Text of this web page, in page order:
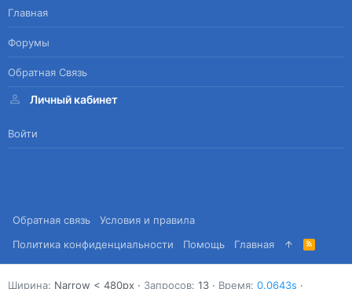
Главная
Форумы
Обратная Связь
Личный кабинет
Войти
Обратная связь
Условия и правила
Политика конфиденциальности
Помощь Главная
R
S
S
Ширина Запросов 13 Время 0.0643s